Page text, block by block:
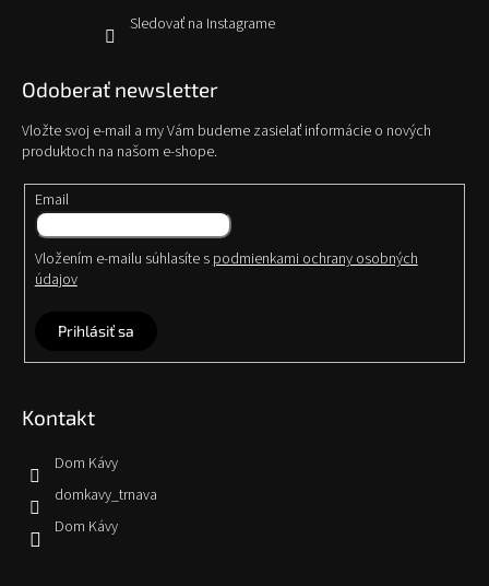
Sledovať na Instagrame
Odoberať newsletter
Vložte svoj e-mail a my Vám budeme zasielať informácie o nových
produktoch na našom e-shope.
Email
Vložením e-mailu súhlasíte s podmienkami ochrany osobných
údajov
Prihlásiť sa
Kontakt
Dom Kávy
domkavy_trnava
Dom Kávy